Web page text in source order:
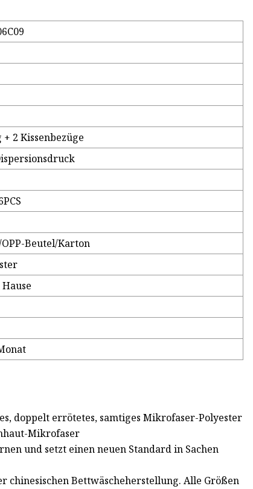
2 Kissenbezüge
Beutel/Karton
doppelt errötetes, samtiges Mikrofaser-Polyester
Mikrofaser
und setzt einen neuen Standard in Sachen
Bettwäscheherstellung. Alle Größen